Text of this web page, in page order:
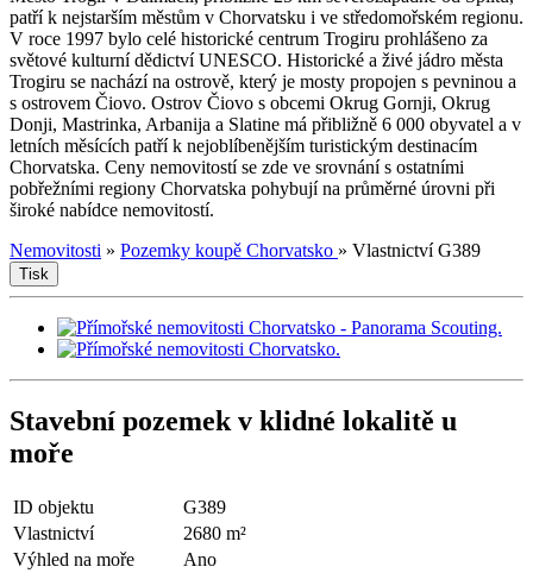
patří k nejstarším městům v Chorvatsku i ve středomořském regionu.
V roce 1997 bylo celé historické centrum Trogiru prohlášeno za
světové kulturní dědictví UNESCO. Historické a živé jádro města
Trogiru se nachází na ostrově, který je mosty propojen s pevninou a
s ostrovem Čiovo. Ostrov Čiovo s obcemi Okrug Gornji, Okrug
Donji, Mastrinka, Arbanija a Slatine má přibližně 6 000 obyvatel a v
letních měsících patří k nejoblíbenějším turistickým destinacím
Chorvatska. Ceny nemovitostí se zde ve srovnání s ostatními
pobřežními regiony Chorvatska pohybují na průměrné úrovni při
široké nabídce nemovitostí.
Nemovitosti » Pozemky koupě Chorvatsko » Vlastnictví G389
Tisk
Stavební pozemek v klidné lokalitě u
moře
ID objektu
G389
Vlastnictví
2680 m²
Výhled na moře
Ano